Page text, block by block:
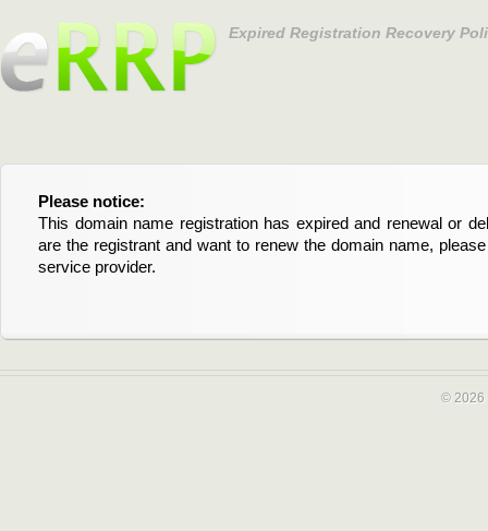
Expired Registration Recovery
Please notice:
This domain name registration has expired and renewal or
are the registrant and want to renew the domain name,
service provider.
Bitte beachten Sie:
Diese Domainregistrierung ist abgelaufen und die
Domain stehen an. Wenn Sie der Registrant sind und
verlängern möchten, kontaktieren Sie bitte Ihren Service-
© 2026